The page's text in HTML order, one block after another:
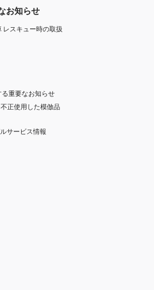
お知らせ
レスキュー時の取扱
重要なお知らせ
正使用した模倣品
サービス情報